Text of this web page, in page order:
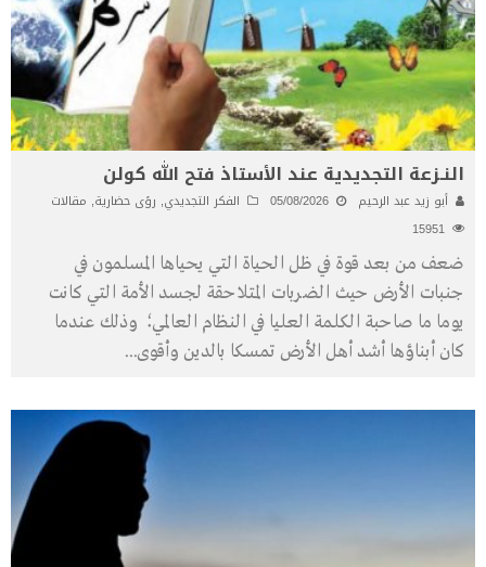
النـزعة التجديدية عند الأستاذ فتح الله كولن
أبو زيد عبد الرحيم 05/08/2026 الفكر التجديدي, رؤى حضارية, مقالات
ضعف من بعد قوة في ظل الحياة التي يحياها المسلمون في
جنبات الأرض حيث الضربات المتلاحقة لجسد الأمة التي كانت
يوما ما صاحبة الكلمة العليا في النظام العالمي؛ وذلك عندما
كان أبناؤها أشد أهل الأرض تمسكا بالدين وأقوى...